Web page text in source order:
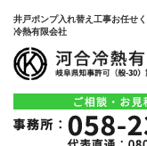
井戸ポンプ入れ替え工事お任せ
冷熱有限会社